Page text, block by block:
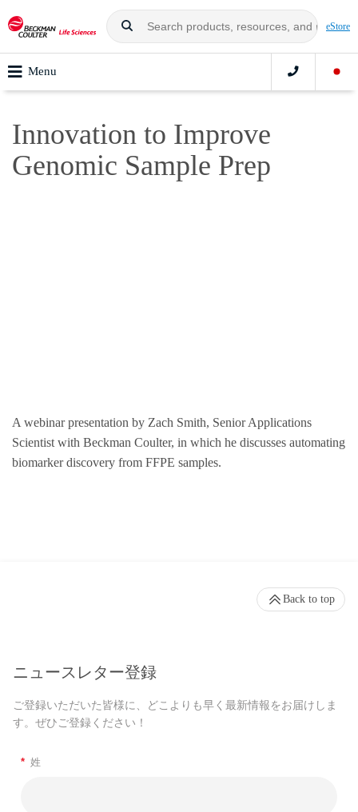
eStore
Menu
Innovation to Improve
Genomic Sample Prep
A webinar presentation by Zach Smith, Senior Applications
Scientist with Beckman Coulter, in which he discusses automating
biomarker discovery from FFPE samples.
ニュースレター登録
ご登録いただいた皆様に、どこよりも早く最新情報をお届けしま
す。ぜひご登録ください！
* 姓
Back to top